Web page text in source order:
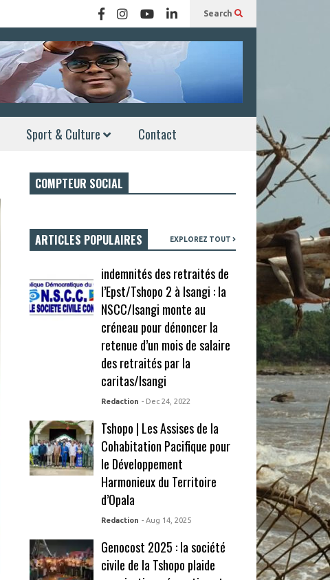
Search
Sport & Culture Contact
COMPTEUR SOCIAL
ARTICLES POPULAIRES EXPLOREZ TOUT
indemnités des retraités de
l’Epst/Tshopo 2 à Isangi : la
NSCC/Isangi monte au
créneau pour dénoncer la
retenue d’un mois de salaire
des retraités par la
caritas/Isangi
Redaction - Dec 24, 2022
Tshopo | Les Assises de la
Cohabitation Pacifique pour
le Développement
Harmonieux du Territoire
d’Opala
Redaction - Aug 14, 2025
Genocost 2025 : la société
civile de la Tshopo plaide